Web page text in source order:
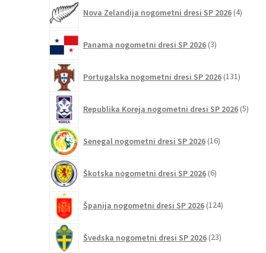
Nova Zelandija nogometni dresi SP 2026 4izdelki
Panama nogometni dresi SP 2026 3izdelki
Portugalska nogometni dresi SP 2026 131
Republika Koreja nogometni dresi SP 2026 5
Senegal nogometni dresi SP 2026 16izdelkov
Škotska nogometni dresi SP 2026 6izdelkov
Španija nogometni dresi SP 2026 124izdelkov
Švedska nogometni dresi SP 2026 23izdelkov